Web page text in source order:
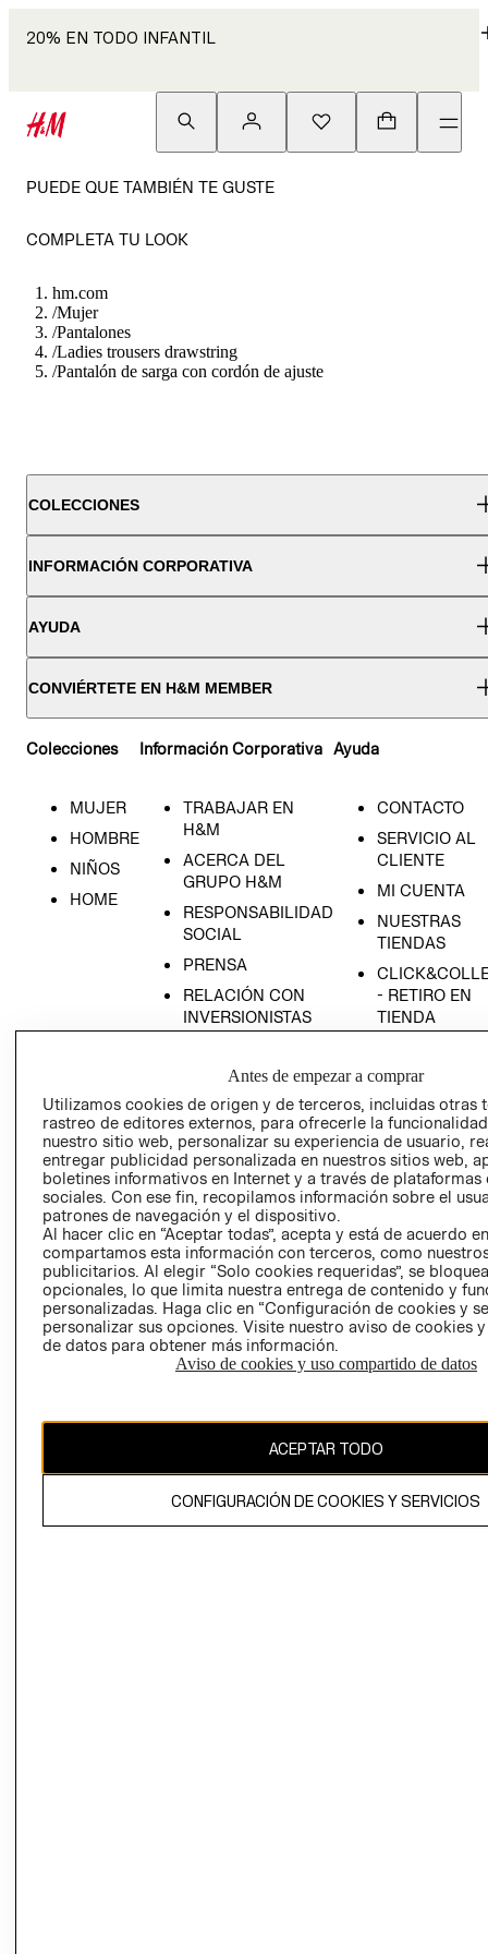
20% EN TODO INFANTIL
PUEDE QUE TAMBIÉN TE GUSTE
COMPLETA TU LOOK
hm.com
/Mujer
/Pantalones
/Ladies trousers drawstring
/Pantalón de sarga con cordón de ajuste
COLECCIONES
INFORMACIÓN CORPORATIVA
AYUDA
CONVIÉRTETE EN H&M MEMBER
Colecciones
MUJER
HOMBRE
NIÑOS
HOME
Información Corporativa
TRABAJAR EN
H&M
ACERCA DEL
GRUPO H&M
RESPONSABILIDAD
SOCIAL
PRENSA
RELACIÓN CON
INVERSIONISTAS
EMPRESARIAL
Ayuda
CONTACTO
SERVICIO AL
CLIENTE
MI CUENTA
NUESTRAS
TIENDAS
- RETIRO EN
TIENDA
CONDICIONES
AVISO DE
PRIVACIDAD
GIFT CARD
AVISO DE
COOKIES
Chile ($)
El contenido de esta página web está protegido por copyright y es
propiedad de H&M Hennes & Mauritz AB.
Antes de empezar a comprar
Utilizamos cookies de origen y de terceros, incluidas otras
rastreo de editores externos, para ofrecerle la
nuestro sitio web, personalizar su experiencia de usuario,
entregar publicidad personalizada en nuestros sitios web,
boletines informativos en Internet y a través de plataformas
sociales. Con ese fin, recopilamos información sobre el
patrones de navegación y el dispositivo.
Al hacer clic en “Aceptar todas”, acepta y está de acuerdo
compartamos esta información con terceros, como
publicitarios. Al elegir “Solo cookies requeridas”, se
opcionales, lo que limita nuestra entrega de contenido y
personalizadas. Haga clic en “Configuración de cookies y
personalizar sus opciones. Visite nuestro aviso de cookies
de datos para obtener más información.
Aviso de cookies y uso compartido de datos
ACEPTAR TODO
CONFIGURACIÓN DE COOKIES Y SERVICIOS